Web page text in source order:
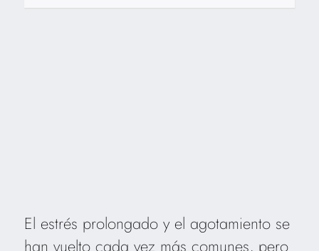
El estrés prolongado y el agotamiento se
han vuelto cada vez más comunes, pero